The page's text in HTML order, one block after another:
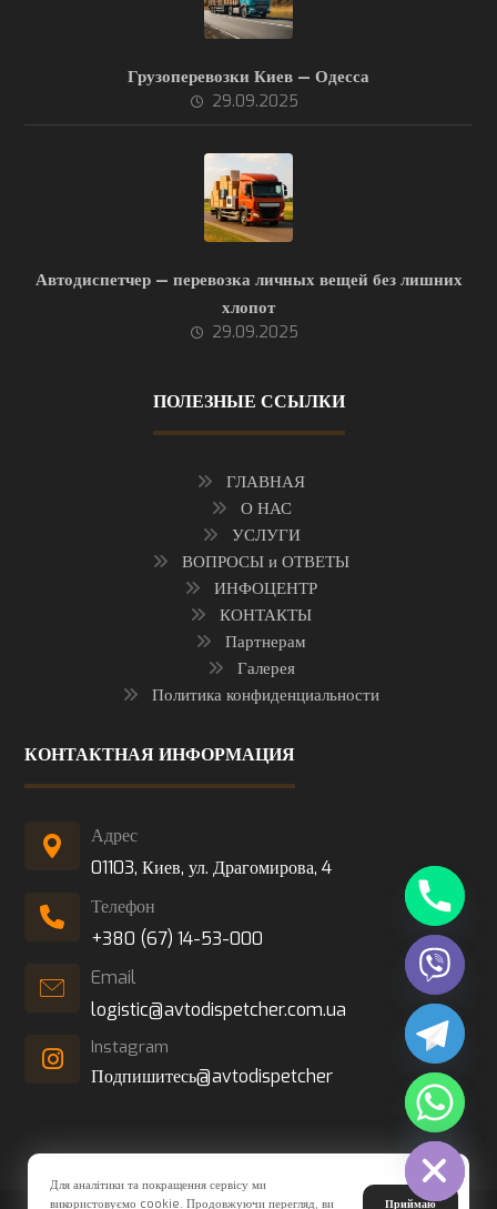
Грузоперевозки Киев — Одесса
29.09.2025
Автодиспетчер — перевозка личных вещей без лишних
хлопот
29.09.2025
ПОЛЕЗНЫЕ ССЫЛКИ
ГЛАВНАЯ
О НАС
УСЛУГИ
ВОПРОСЫ и ОТВЕТЫ
ИНФОЦЕНТР
КОНТАКТЫ
Партнерам
Галерея
Политика конфиденциальности
КОНТАКТНАЯ ИНФОРМАЦИЯ
Адрес
01103, Киев, ул. Драгомирова, 4
Телефон
+380 (67) 14-53-000
Email
logistic@avtodispetcher.com.ua
Instagram
Подпишитесь@avtodispetcher
Для аналітики та покращення сервісу ми
використовуємо cookie. Продовжуючи перегляд, ви
Приймаю
Hide chaty